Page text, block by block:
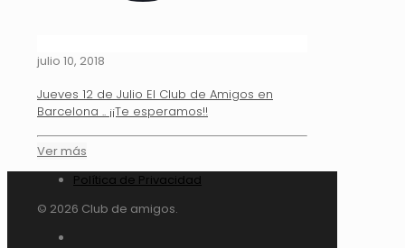
julio 10, 2018
Jueves 12 de Julio El Club de Amigos en
Barcelona .. ¡¡Te esperamos!!
Ver más
Política de Privacidad
© 2026 Club de amigos.